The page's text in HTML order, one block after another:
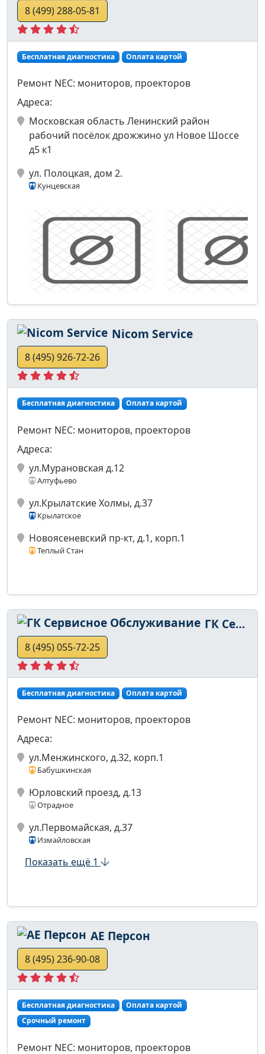
8 (499) 288-05-81
Бесплатная диагностика Оплата картой
Ремонт NEC: мониторов, проекторов
Адреса:
Московская область Ленинский район
рабочий посёлок дрожжино ул Новое Шоссе
д5 к1
ул. Полоцкая, дом 2.
Кунцевская
Nicom Service
8 (495) 926-72-26
Бесплатная диагностика Оплата картой
Ремонт NEC: мониторов, проекторов
Адреса:
ул.Мурановская д.12
Алтуфьево
ул.Крылатские Холмы, д.37
Крылатское
Новоясеневский пр-кт, д.1, корп.1
Теплый Стан
ГК Сервисное Обслуживание
8 (495) 055-72-25
Бесплатная диагностика Оплата картой
Ремонт NEC: мониторов, проекторов
Адреса:
ул.Менжинского, д.32, корп.1
Бабушкинская
Юрловский проезд, д.13
Отрадное
ул.Первомайская, д.37
Измайловская
Показать ещё 1
АЕ Персон
8 (495) 236-90-08
Бесплатная диагностика
Оплата картой
Срочный ремонт
Ремонт NEC: мониторов, проекторов